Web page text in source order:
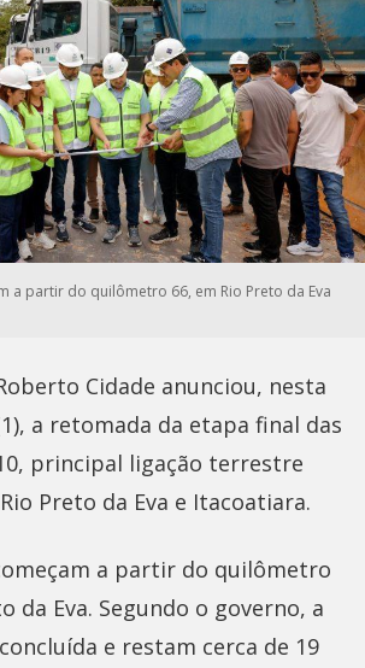
a partir do quilômetro 66, em Rio Preto da Eva
Cidade anunciou, nesta
a retomada da etapa final das
principal ligação terrestre
Preto da Eva e Itacoatiara.
a partir do quilômetro
da Eva. Segundo o governo, a
e restam cerca de 19